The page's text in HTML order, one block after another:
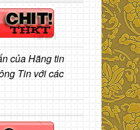
của Hãng tin
Tin với các